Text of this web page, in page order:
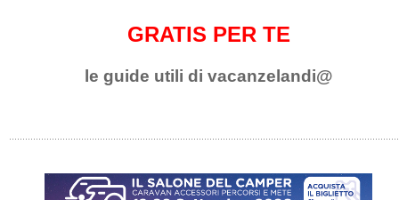
GRATIS PER TE
le guide utili di vacanzelandi@